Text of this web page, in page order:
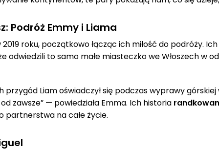
Podróż Emmy i Liama
roku, początkowo łącząc ich miłość do podróży. Ich
odwiedzili to samo małe miasteczko we Włoszech w
Liam oświadczył się podczas wyprawy
zawsze” — powiedziała Emma. Ich historia
partnerstwa na całe życie.